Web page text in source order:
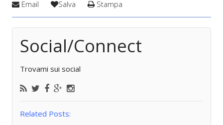
Email Salva Stampa
Social/Connect
Trovami sui social
Related Posts: